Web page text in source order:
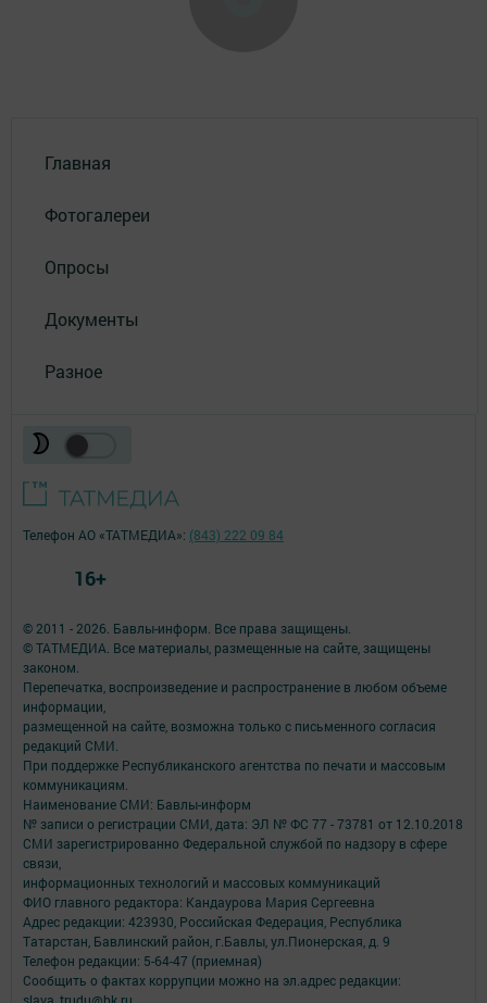
Главная
Фотогалереи
Опросы
Документы
Разное
© 2011 - 2026. Бавлы-информ. Все права защищены.
© ТАТМЕДИА. Все материалы, размещенные на сайте, защищены
законом.
Перепечатка, воспроизведение и распространение в любом объеме
информации,
размещенной на сайте, возможна только с письменного согласия
редакций СМИ.
При поддержке Республиканского агентства по печати и массовым
коммуникациям.
Наименование СМИ: Бавлы-информ
№ записи о регистрации СМИ, дата: ЭЛ № ФС 77 - 73781 от 12.10.2018
СМИ зарегистрированно Федеральной службой по надзору в сфере
связи,
информационных технологий и массовых коммуникаций
ФИО главного редактора: Кандаурова Мария Сергеевна
Адрес редакции: 423930, Российская Федерация, Республика
Татарстан, Бавлинский район, г.Бавлы, ул.Пионерская, д. 9
Телефон редакции: 5-64-47 (приемная)
Сообщить о фактах коррупции можно на эл.адрес редакции:
slava_trudu@bk.ru
Телефон АО «ТАТМЕДИА»: (843) 222 09 84
16+